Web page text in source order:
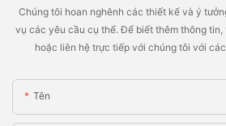
Chúng tôi hoan nghênh các thiết kế và ý
vụ các yêu cầu cụ thể. Để biết thêm thông
hoặc liên hệ trực tiếp với chúng tôi với
Tên